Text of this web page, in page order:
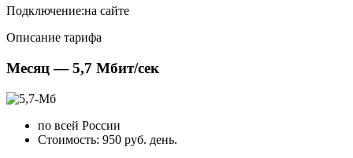
Подключение:на сайте
Описание тарифа
Месяц — 5,7 Мбит/сек
по всей России
Стоимость: 950 руб. день.